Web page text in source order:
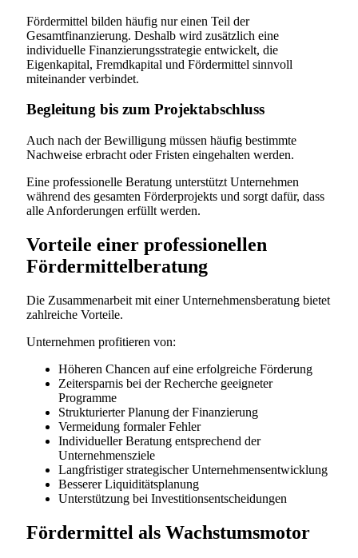
Fördermittel bilden häufig nur einen Teil der
Gesamtfinanzierung. Deshalb wird zusätzlich eine
individuelle Finanzierungsstrategie entwickelt, die
Eigenkapital, Fremdkapital und Fördermittel sinnvoll
miteinander verbindet.
Begleitung bis zum Projektabschluss
Auch nach der Bewilligung müssen häufig bestimmte
Nachweise erbracht oder Fristen eingehalten werden.
Eine professionelle Beratung unterstützt Unternehmen
während des gesamten Förderprojekts und sorgt dafür, dass
alle Anforderungen erfüllt werden.
Vorteile einer professionellen
Fördermittelberatung
Die Zusammenarbeit mit einer Unternehmensberatung bietet
zahlreiche Vorteile.
Unternehmen profitieren von:
Höheren Chancen auf eine erfolgreiche Förderung
Zeitersparnis bei der Recherche geeigneter
Programme
Strukturierter Planung der Finanzierung
Vermeidung formaler Fehler
Individueller Beratung entsprechend der
Unternehmensziele
Langfristiger strategischer Unternehmensentwicklung
Besserer Liquiditätsplanung
Unterstützung bei Investitionsentscheidungen
Fördermittel als Wachstumsmotor